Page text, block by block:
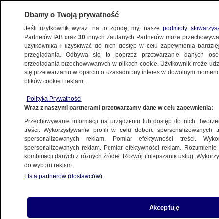
SZCZECIN
inni wędkarze
31.10.2025, 14:53
Posłuchaj artykułu
Czyta lektor AI
Dbamy o Twoją prywatność
Jeśli użytkownik wyrazi na to zgodę, my, naszepodmioty
Partnerów IAB oraz30 innych Zaufanych Partnerów może
użytkownika i uzyskiwać do nich dostęp w celu zapewnienia
przeglądania. Odbywa się to poprzez przetwarzanie danych
przeglądania przechowywanych w plikach cookie. Użytkownik może
się przetwarzaniu w oparciu o uzasadniony interes w dowolnym
plików cookie i reklam”.
Polityka Prywatności
Wraz z naszymi partnerami przetwarzamy dane w celu zapewnienia:
Przechowywanie informacji na urządzeniu lub dostęp do nich.
treści. Wykorzystywanie profili w celu doboru spersonalizowanych
spersonalizowanych reklam. Pomiar efektywności treści.
spersonalizowanych reklam. Pomiar efektywności reklam.
kombinacji danych z różnych źródeł. Rozwój i ulepszanie usług.
do wyboru reklam.
Lista partnerów (dostawców)
Akceptuję